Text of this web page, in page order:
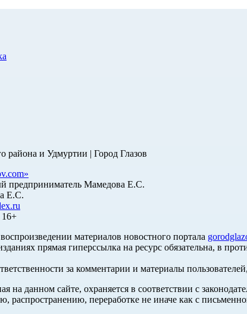
района и Удмуртии | Город Глазов
»
предприниматель Мамедова Е.С.
Е.С.
16+
материалов новостного портала
прямая гиперссылка на ресурс обязательна, в
за комментарии и материалы
на данном сайте, охраняется в соответствии с
распространению, переработке не иначе как с